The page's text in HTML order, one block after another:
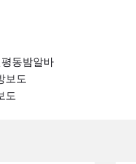
동밤알바
보도
도